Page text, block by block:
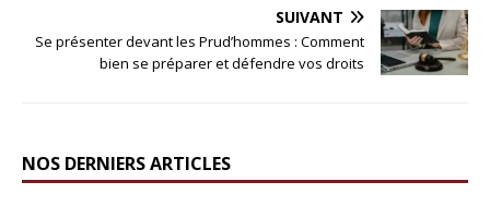
SUIVANT
Se présenter devant les Prud’hommes : Comment
bien se préparer et défendre vos droits
NOS DERNIERS ARTICLES